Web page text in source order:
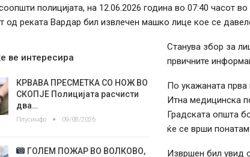
полицијата, на 12.06.2026 година во 07:40 часот
од реката Вардар бил извлечен машко лице кое се
ве интересира
КРВАВА ПРЕСМЕТКА СО НОЖ ВО
СКОПЈЕ Полицијата расчисти
два…
Плусинфо 09/08/2026
ГОЛЕМ ПОЖАР ВО ВОЛКОВО,
Станува збор за
првичните
По укажаната
Итна медицинска
Градската општа
ќе се врши
Извршен бил увид